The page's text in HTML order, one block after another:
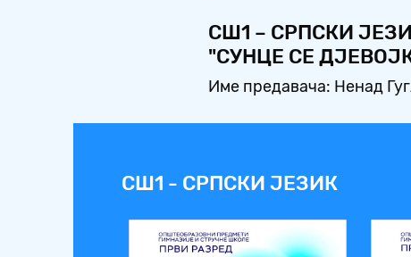
СШ1 – СРПСКИ
"СУНЦЕ СЕ
Име предавача: Ненад
СШ1 - СРПСКИ ЈЕЗИК